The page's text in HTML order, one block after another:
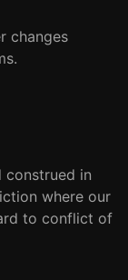
changes
construed in
where our
to conflict of